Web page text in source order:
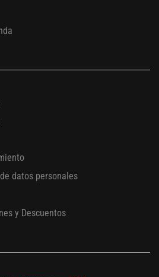
datos personales
y Descuentos
de empresas – MBA